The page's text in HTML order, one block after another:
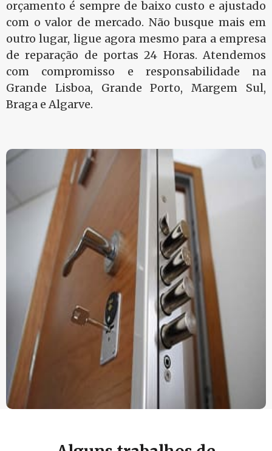
orçamento é sempre de baixo custo e ajustado
com o valor de mercado. Não busque mais em
outro lugar, ligue agora mesmo para a empresa
de reparação de portas 24 Horas. Atendemos
com compromisso e responsabilidade na
Grande Lisboa, Grande Porto, Margem Sul,
Braga e Algarve.